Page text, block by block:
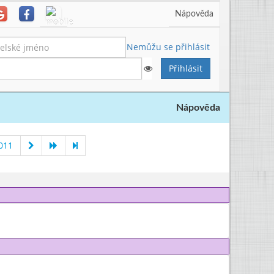
Nápověda
Nemůžu se přihlásit
Nápověda